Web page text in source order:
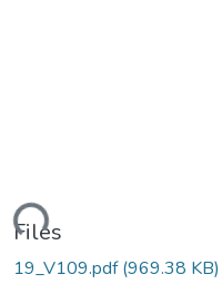
Files
19_V109.pdf(969.38 KB)